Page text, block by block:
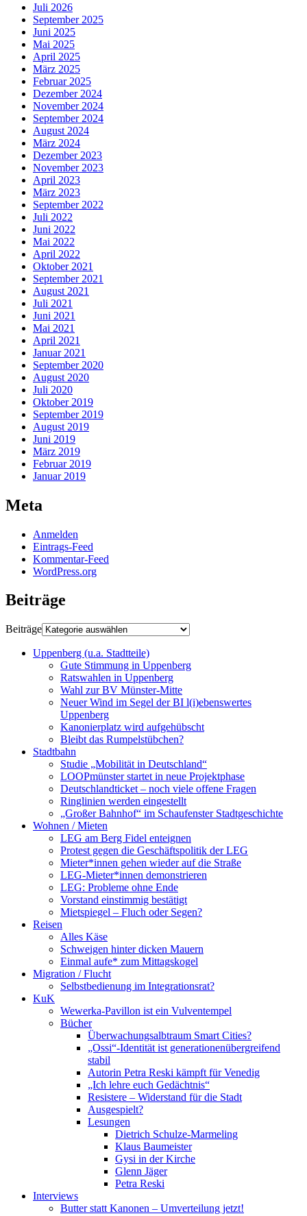
Juli 2026
September 2025
Juni 2025
Mai 2025
April 2025
März 2025
Februar 2025
Dezember 2024
November 2024
September 2024
August 2024
März 2024
Dezember 2023
November 2023
April 2023
März 2023
September 2022
Juli 2022
Juni 2022
Mai 2022
April 2022
Oktober 2021
September 2021
August 2021
Juli 2021
Juni 2021
Mai 2021
April 2021
Januar 2021
September 2020
August 2020
Juli 2020
Oktober 2019
September 2019
August 2019
Juni 2019
März 2019
Februar 2019
Januar 2019
Meta
Anmelden
Eintrags-Feed
Kommentar-Feed
WordPress.org
Beiträge
Beiträge
Uppenberg (u.a. Stadtteile)
Gute Stimmung in Uppenberg
Ratswahlen in Uppenberg
Wahl zur BV Münster-Mitte
Neuer Wind im Segel der BI l(i)ebenswertes
Uppenberg
Kanonierplatz wird aufgehübscht
Bleibt das Rumpelstübchen?
Stadtbahn
Studie „Mobilität in Deutschland“
LOOPmünster startet in neue Projektphase
Deutschlandticket – noch viele offene Fragen
Ringlinien werden eingestellt
„Großer Bahnhof“ im Schaufenster Stadtgeschichte
Wohnen / Mieten
LEG am Berg Fidel enteignen
Protest gegen die Geschäftspolitik der LEG
Mieter*innen gehen wieder auf die Straße
LEG-Mieter*innen demonstrieren
LEG: Probleme ohne Ende
Vorstand einstimmig bestätigt
Mietspiegel – Fluch oder Segen?
Reisen
Alles Käse
Schweigen hinter dicken Mauern
Einmal aufe* zum Mittagskogel
Migration / Flucht
Selbstbedienung im Integrationsrat?
KuK
Wewerka-Pavillon ist ein Vulventempel
Bücher
Überwachungsalbtraum Smart Cities?
„Ossi“-Identität ist generationenübergreifend
stabil
Autorin Petra Reski kämpft für Venedig
„Ich lehre euch Gedächtnis“
Resistere – Widerstand für die Stadt
Ausgespielt?
Lesungen
Dietrich Schulze-Marmeling
Klaus Baumeister
Gysi in der Kirche
Glenn Jäger
Petra Reski
Interviews
Butter statt Kanonen – Umverteilung jetzt!